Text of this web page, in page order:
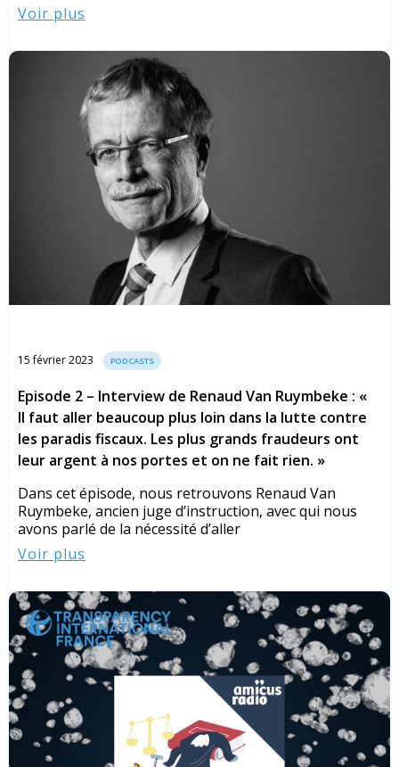
Voir plus
15 février 2023 PODCASTS
Episode 2 – Interview de Renaud Van Ruymbeke : «
Il faut aller beaucoup plus loin dans la lutte contre
les paradis fiscaux. Les plus grands fraudeurs ont
leur argent à nos portes et on ne fait rien. »
Dans cet épisode, nous retrouvons Renaud Van
Ruymbeke, ancien juge d’instruction, avec qui nous
avons parlé de la nécessité d’aller
Voir plus